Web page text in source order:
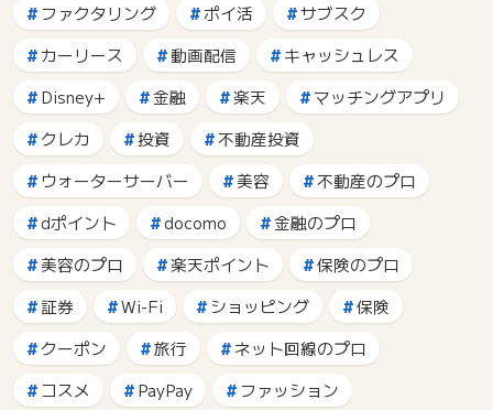
ファクタリング
ポイ活
サブスク
カーリース
動画配信
キャッシュレス
Disney+
金融 楽天
マッチングアプリ
クレカ
投資
不動産投資
ウォーターサーバー
美容
不動産のプロ
dポイント
docomo
金融のプロ
美容のプロ
楽天ポイント
保険のプロ
証券
Wi-Fi ショッピング
保険
クーポン
旅行
ネット回線のプロ
コスメ
PayPay
ファッション